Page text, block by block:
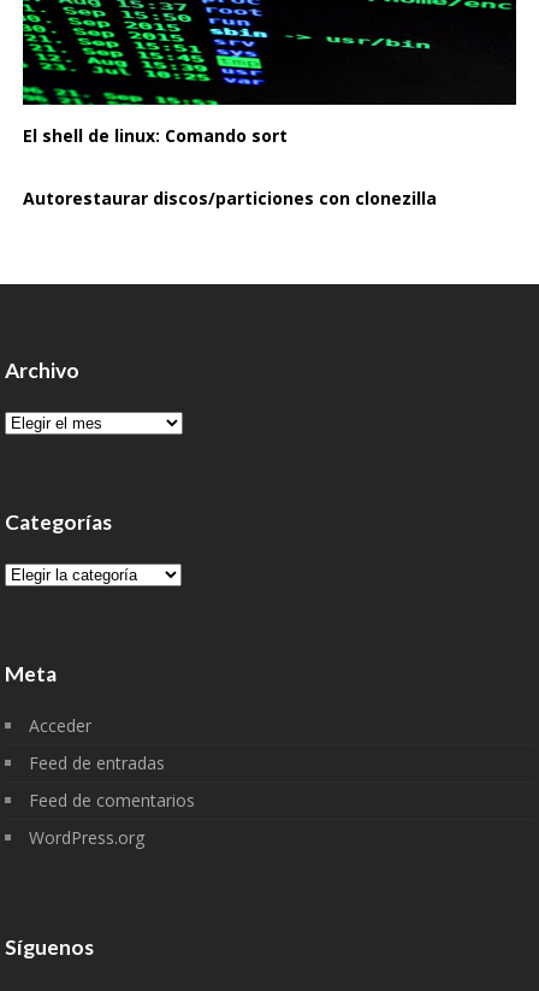
El shell de linux: Comando sort
Autorestaurar discos/particiones con clonezilla
Archivo
Archivo
Categorías
Categorías
Meta
Acceder
Feed de entradas
Feed de comentarios
WordPress.org
Síguenos